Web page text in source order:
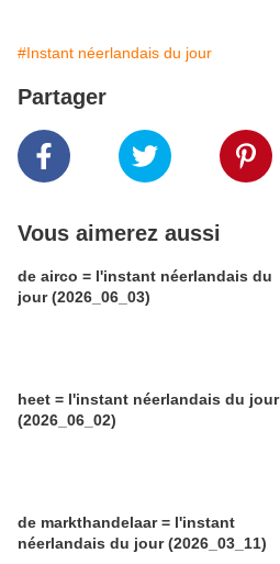
#Instant néerlandais du jour
Partager
Vous aimerez aussi
de airco = l'instant néerlandais du
jour (2026_06_03)
heet = l'instant néerlandais du jour
(2026_06_02)
de markthandelaar = l'instant
néerlandais du jour (2026_03_11)